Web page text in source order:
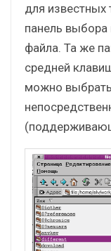
для
панель
файла. Та же
средней
можно выбрать